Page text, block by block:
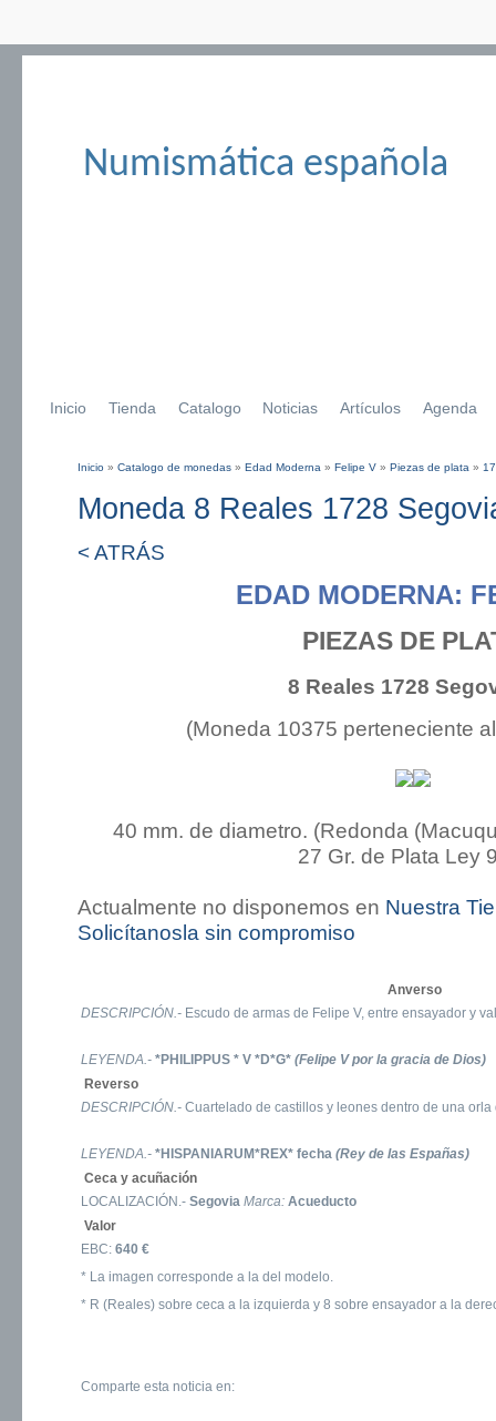
Numismática española
Inicio Tienda Catalogo Noticias Artículos Agenda
Inicio » Catalogo de monedas » Edad Moderna » Felipe V » Piezas de plata »
Moneda 8 Reales 1728
< ATRÁS
EDAD MODERNA:
PIEZAS DE
8 Reales 1728
(Moneda 10375 perteneciente
40 mm. de diametro. (Redonda
27 Gr. de Plata Ley
Actualmente no disponemos en Nuestra
Solicítanosla sin compromiso
Anverso
DESCRIPCIÓN.- Escudo de armas de Felipe V, entre ensayador y
LEYENDA.- *PHILIPPUS * V *D*G* (Felipe V por la gracia de Dios)
Reverso
DESCRIPCIÓN.- Cuartelado de castillos y leones dentro de una orla
LEYENDA.- *HISPANIARUM*REX* fecha (Rey de las Españas)
Ceca y acuñación
LOCALIZACIÓN.- Segovia Marca: Acueducto
Valor
EBC: 640 €
* La imagen corresponde a la del modelo.
* R (Reales) sobre ceca a la izquierda y 8 sobre ensayador a la
Comparte esta noticia en: